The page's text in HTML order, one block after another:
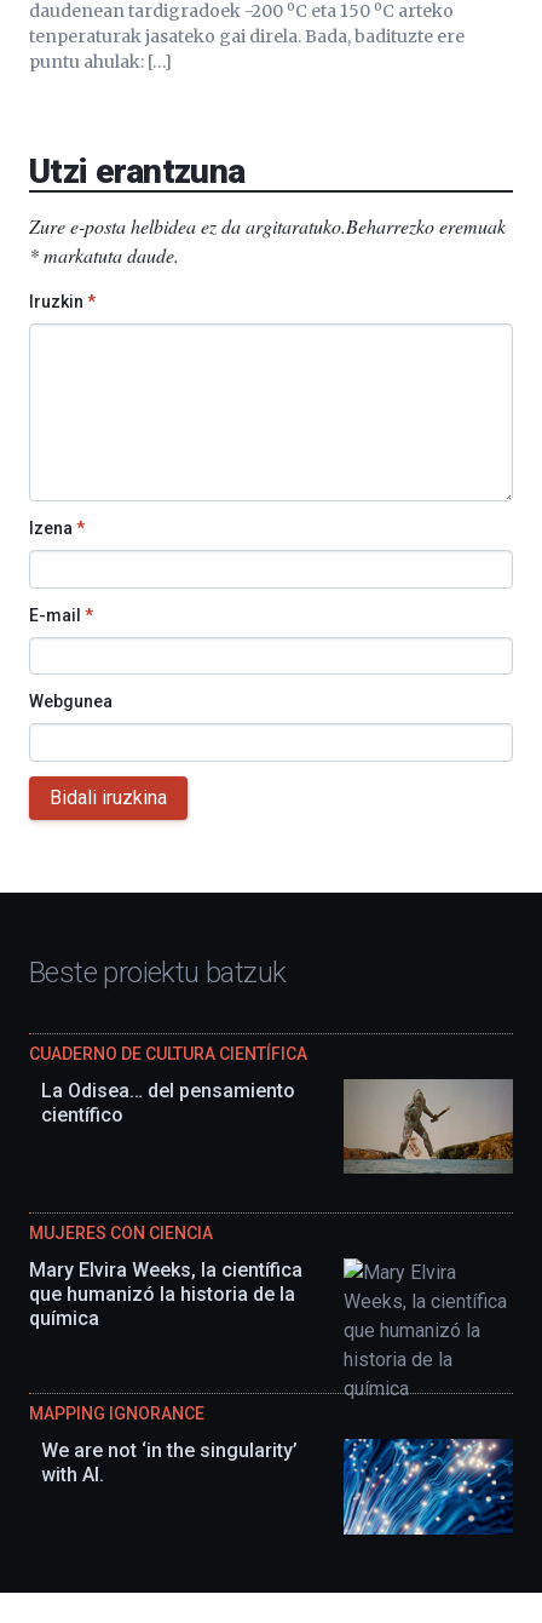
daudenean tardigradoek -200 ºC eta 150 ºC arteko
tenperaturak jasateko gai direla. Bada, badituzte ere
puntu ahulak: […]
Utzi erantzuna
Zure e-posta helbidea ez da argitaratuko.Beharrezko eremuak
*markatuta daude.
Iruzkin *
Izena *
E-mail *
Webgunea
Bidali iruzkina
Beste proiektu batzuk
CUADERNO DE CULTURA CIENTÍFICA
La Odisea… del pensamiento
científico
MUJERES CON CIENCIA
Mary Elvira Weeks, la científica
que humanizó la historia de la
química
MAPPING IGNORANCE
We are not ‘in the singularity’
with AI.